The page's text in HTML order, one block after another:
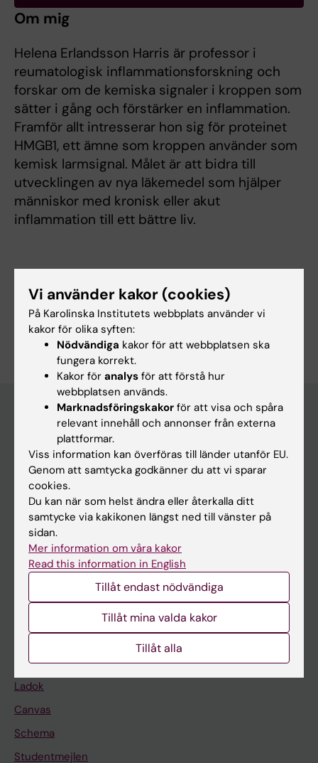
Om mig
Helena Erlandsson Harris är professor i
reumatologisk inflammationsforskning och
forskar om de kemiska signaler i kroppen som
sätter i gång och förstärker en inflammation.
Framför allt intresserar hon sig för proteinet
HMGB1, ett ämne som kroppen använder som
kemisk larmsignal. Målet är att bidra till
utvecklingen av nya läkemedel som hjälper
människor med kronisk eller akut
inflammation till ett bättre liv.
Immunologi inom det medicinska området
Är du Helena Harris?
Redigera din profil
Huvudmeny
Utbildning
Forskarutbildning
Forskning
Om KI
På gång
Nyheter
Student
Ladok
Canvas
Schema
Studentmejlen
Vi använder kakor (cookies)
På Karolinska Institutets webbplats använder vi
kakor för olika syften:
Nödvändiga kakor för att webbplatsen ska
fungera korrekt.
Kakor för analys för att förstå hur
webbplatsen används.
Marknadsföringskakor för att visa och spåra
relevant innehåll och annonser från externa
plattformar.
Viss information kan överföras till länder utanför EU.
Genom att samtycka godkänner du att vi sparar
cookies.
Du kan när som helst ändra eller återkalla ditt
samtycke via kakikonen längst ned till vänster på
sidan.
Mer information om våra kakor
Read this information in English
Tillåt endast nödvändiga
Tillåt mina valda kakor
Tillåt alla